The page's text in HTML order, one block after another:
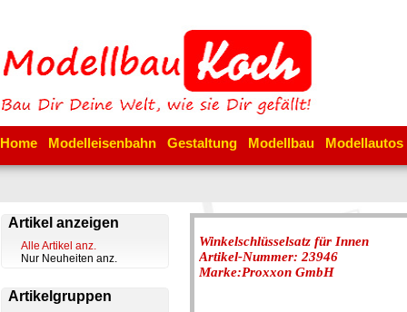
Home Modelleisenbahn Gestaltung Modellbau Modellautos
Artikel anzeigen
Alle Artikel anz.
Nur Neuheiten anz.
Artikelgruppen
Winkelschlüsselsatz für Innen
Artikel-Nummer: 23946
Marke:Proxxon GmbH